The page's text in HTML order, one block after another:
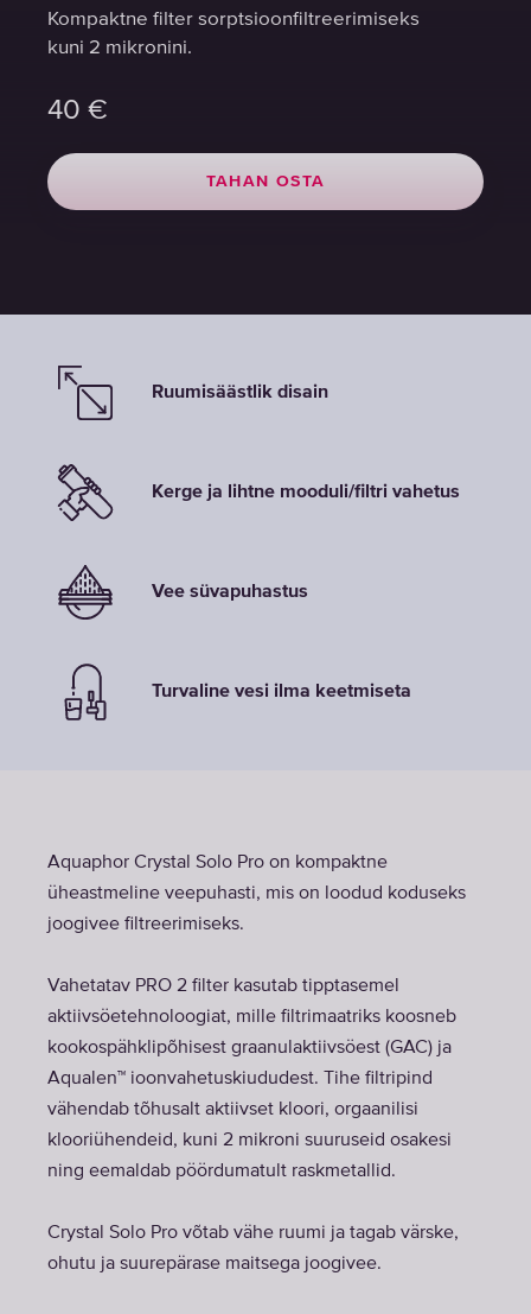
Kompaktne filter sorptsioonfiltreerimiseks
kuni 2 mikronini.
40 €
TAHAN OSTA
Kompaktne filter sorptsioonfiltreerimiseks
kuni 2 mikronini.
40 €
TAHAN OSTA
Kompaktne filter sorptsioonfiltreerimiseks
kuni 2 mikronini.
40 €
TAHAN OSTA
Ruumisäästlik disain
Kerge ja lihtne mooduli/filtri vahetus
Vee süvapuhastus
Turvaline vesi ilma keetmiseta
Aquaphor Crystal Solo Pro on kompaktne
üheastmeline veepuhasti, mis on loodud koduseks
joogivee filtreerimiseks.
Vahetatav PRO 2 filter kasutab tipptasemel
aktiivsöetehnoloogiat, mille filtrimaatriks koosneb
kookospähklipõhisest graanulaktiivsöest (GAC) ja
Aqualen™ ioonvahetuskiududest. Tihe filtripind
vähendab tõhusalt aktiivset kloori, orgaanilisi
klooriühendeid, kuni 2 mikroni suuruseid osakesi
ning eemaldab pöördumatult raskmetallid.
Crystal Solo Pro võtab vähe ruumi ja tagab värske,
ohutu ja suurepärase maitsega joogivee.